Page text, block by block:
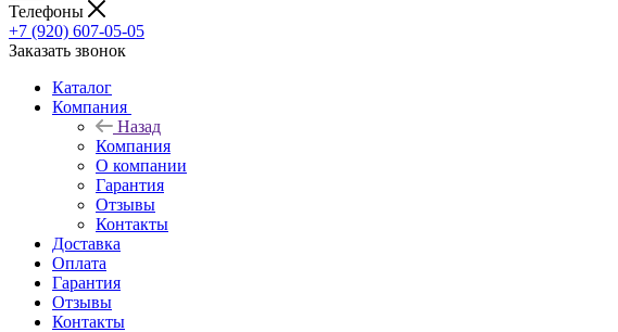
Телефоны
+7 (920) 607-05-05
Заказать звонок
Каталог
Компания
Назад
Компания
О компании
Гарантия
Отзывы
Контакты
Доставка
Оплата
Гарантия
Отзывы
Контакты